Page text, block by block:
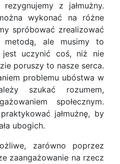
z jałmużny.
wykonać na różne
spróbować zrealizować
metodą, ale musimy to
jest uczynić coś, niż nie
poruszy to nasze serca.
problemu ubóstwa w
szukać rozumem,
społecznym.
jałmużnę, by
ubogich.
zarówno poprzez
zaangażowanie na rzecz